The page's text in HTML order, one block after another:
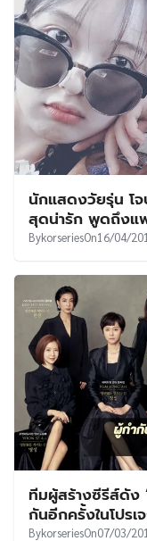
นักแสดงวัยรุ่น โ
สุดน่ารัก พูดถึงแ
BykorseriesOn16/04/
ทีมผู้สร้างซีรีส์ดัง
กันอีกครั้งในโปรเ
BykorseriesOn07/03/